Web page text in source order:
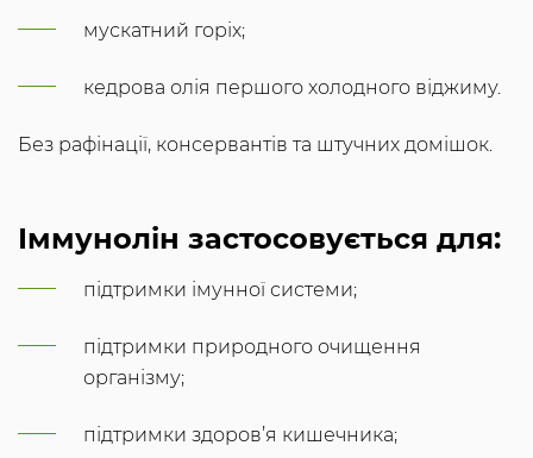
мускатний горіх;
кедрова олія першого холодного віджиму.
Без рафінації, консервантів та штучних домішок.
Іммунолін застосовується для:
підтримки імунної системи;
підтримки природного очищення
організму;
підтримки здоров’я кишечника;